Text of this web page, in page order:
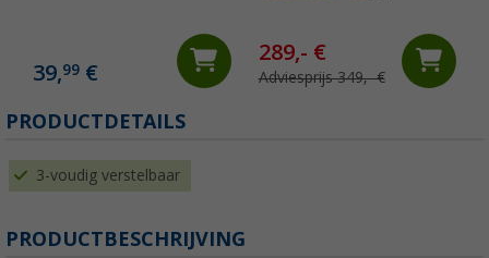
39,99 €
289,- €
Adviesprijs 349,- €
PRODUCTDETAILS
3-voudig verstelbaar
PRODUCTBESCHRIJVING